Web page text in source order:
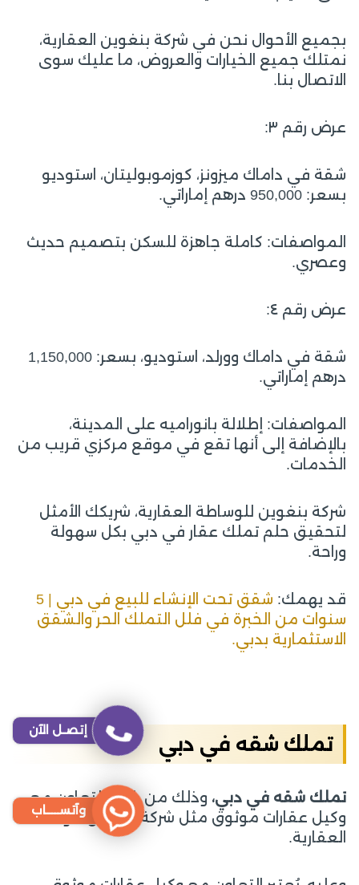
بجميع الأحوال نحن في شركة بنغوين العقارية،
نمتلك جميع الخيارات والعروض، ما عليك سوى
الاتصال بنا.
عرض رقم ٣:
شقة في داماك ميزونز، كوزموبوليتان، استوديو
بسعر: 950,000 درهم إماراتي.
المواصفات: كاملة جاهزة للسكن بتصميم حديث
وعصري.
عرض رقم ٤:
شقة في داماك وورلد، استوديو، بسعر: 1,150,000
درهم إماراتي.
المواصفات: إطلالة بانوراميه على المدينة،
بالإضافة إلى أنها تقع في موقع مركزي قريب من
الخدمات.
شركة بنغوين للوساطة العقارية، شريكك الأمثل
لتحقيق حلم تملك عقار في دبي بكل سهولة
وراحة.
قد يهمك:
شقق تحت الإنشاء للبيع في دبي | 5
سنوات من الخبرة في فلل التملك الحر والشقق
الاستثمارية بدبي.
تملك شقه في دبي
تملك شقه في دبي، وذلك من خلال التعاون مع
وكيل عقارات موثوق مثل شركة بنغوين للوساطة
العقارية.
إتصـل الآن
وآتســــاب